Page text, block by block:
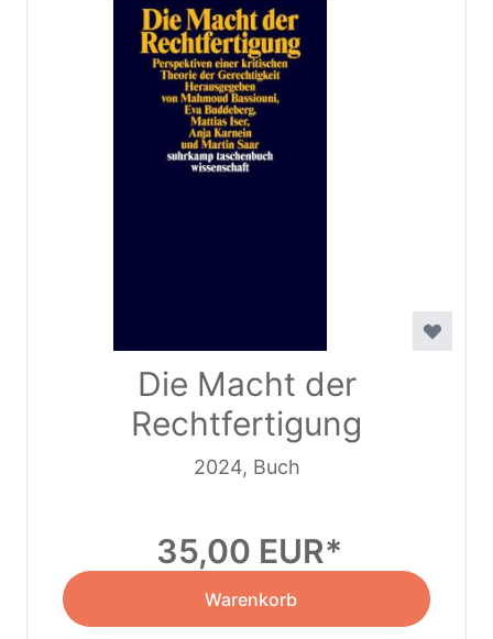
Die Macht der
Rechtfertigung
2024, Buch
35,00 EUR
Warenkorb